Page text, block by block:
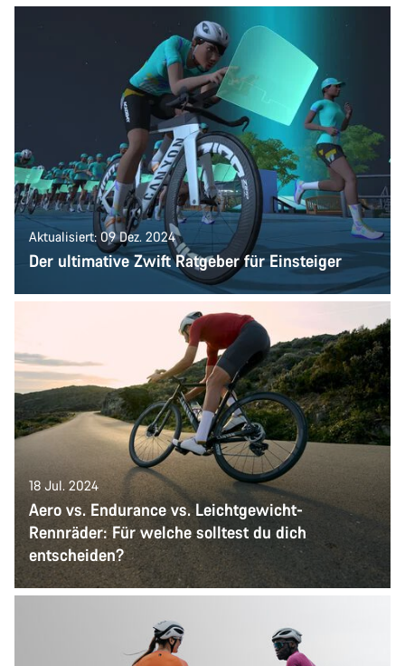
Aktualisiert: 09 Dez. 2024
Der ultimative Zwift Ratgeber für Einsteiger
18 Jul. 2024
Aero vs. Endurance vs. Leichtgewicht-
Rennräder: Für welche solltest du dich
entscheiden?